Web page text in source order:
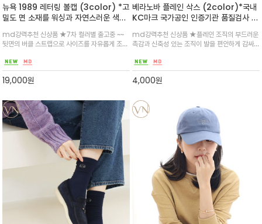
뉴욕 1989 레터링 볼캡 (3color) *고
밀도 면 소재를 워싱과 자연스러운 색감
캡
md강력추천 신상품 ★7차 컬러별 출고중 ~~
뒷면의 버클 스트랩으로 사이즈를 자유롭게 조절
19,000원
베라노바 플레인 삭스 (2color)*국내
KC마크 국가공인 인증기관 품질검사 인
기술로 잘 짜여진 ~ 믿고 신으셔요
^^(아틸아민 함유합격/폼알데하이트
함유합격)
md강력추천 신상품 ★플레인 조직의 부드러운
촉감과 신축성 있는 조직이 발을 편안하게 감싸
베이지~
4,000원